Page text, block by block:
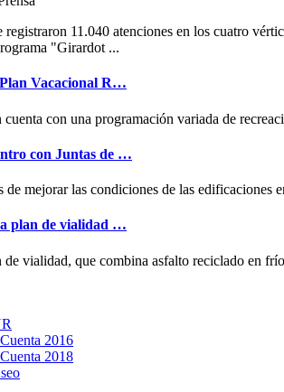
registraron 11.040 atenciones en los cuatro
"Girardot ...
Vacacional R…
cuenta con una programación variada de
con Juntas de …
de mejorar las condiciones de las
plan de vialidad …
de vialidad, que combina asfalto reciclado en
2016
2018